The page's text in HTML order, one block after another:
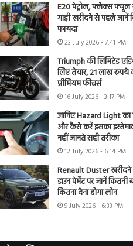
E20 पेट्रोल, फ्लेक्स फ्यूल
गाड़ी खरीदने से पहले जानें
फायदा
23 July 2026 - 7:41 PM
Triumph की लिमिटेड
लिए तैयार, 21 लाख
प्रीमियम फीचर्स
16 July 2026 - 3:17 PM
जानिए Hazard Light
और कैसे करें इसका
नहीं जानते सही तरीका
12 July 2026 - 6:14 PM
Renault Duster खरीदने
डाउन पेमेंट पर जानें
कितना देना होगा लोन
9 July 2026 - 6:33 PM